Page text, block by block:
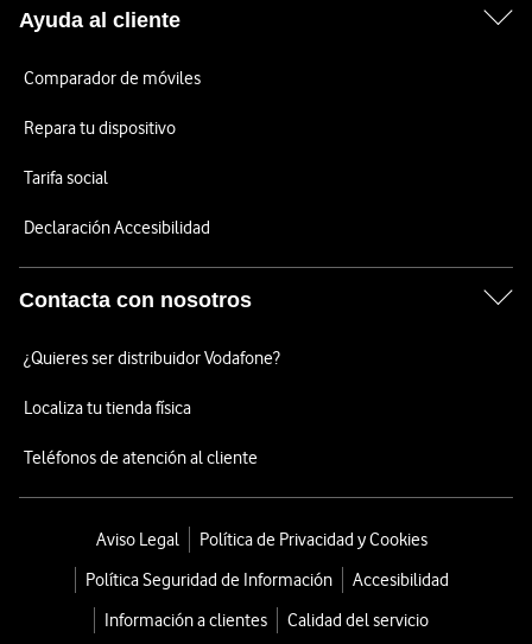
Ayuda al cliente
Comparador de móviles
Repara tu dispositivo
Tarifa social
Declaración Accesibilidad
Contacta con nosotros
¿Quieres ser distribuidor Vodafone?
Localiza tu tienda física
Teléfonos de atención al cliente
Aviso Legal
Política de Privacidad y Cookies
Política Seguridad de Información
Accesibilidad
Información a clientes
Calidad del servicio